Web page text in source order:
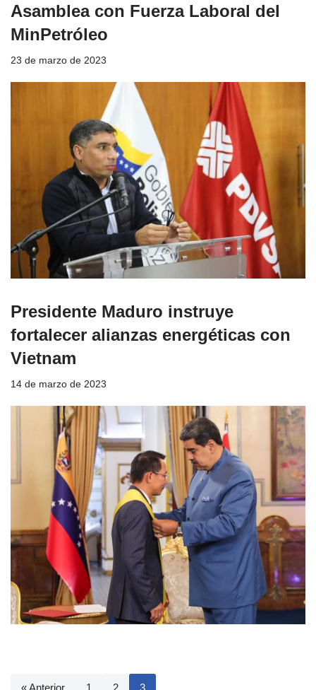
Asamblea con Fuerza Laboral del
MinPetróleo
23 de marzo de 2023
Presidente Maduro instruye
fortalecer alianzas energéticas con
Vietnam
14 de marzo de 2023
« Anterior 1 2 3